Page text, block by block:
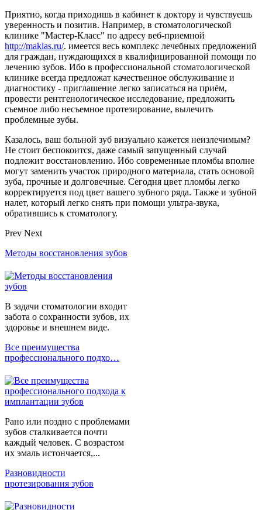
Приятно, когда приходишь в кабинет к доктору и чувствуешь
уверенность и позитив. Например, в стоматологической
клинике "Мастер-Класс" по адресу веб-приемной
http://maklas.ru/. имеется весь комплекс лечебных предложений
для граждан, нуждающихся в квалифицированной помощи по
лечению зубов. Ибо в профессиональной стоматологической
клинике всегда предложат качественное обслуживание и
диагностику - приглашение легко записаться на приём,
провести рентгенологическое исследование, предложить
съемное либо несъемное протезирование, вылечить
проблемные зубы.
Казалось, ваш больной зуб визуально кажется неизлечимым?
Не стоит беспокоится, даже самый запущенный случай
подлежит восстановлению. Ибо современные пломбы вполне
могут заменить участок природного материала, стать основой
зуба, прочные и долговечные. Сегодня цвет пломбы легко
корректируется под цвет вашего зубного ряда. Также и зубной
налет, который легко снять при помощи ультра-звука,
обратившись к стоматологу.
Prev Next
Методы восстановления зубов
В задачи стоматологии входит
забота о сохранности зубов, их
здоровье и внешнем виде.
Все преимущества
профессионального подхо…
Рано или поздно с проблемами
зубов сталкивается почти
каждый человек. С возрастом
их эмаль истончается,...
Разновидности
протезирования зубов